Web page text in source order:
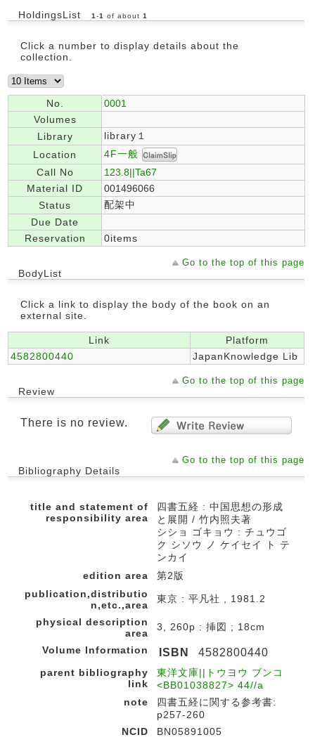
HoldingsList 1 -1 of about 1
Click a number to display details about the
collection.
No.
0001
Volumes
Library
library１
Location
4F一般
Call No
123.8||Ta67
Material ID
001496066
Status
配架中
Due Date
Reservation
0items
Go to the top of this page
BodyList
Click a link to display the body of the book on an
external site.
Link
Platform
4582800440
JapanKnowledge Lib
Go to the top of this page
Review
There is no review.
Go to the top of this page
Bibliography Details
title and statement of
responsibility area
四書五経 : 中国思想の形成
と展開 / 竹内照夫著
シショ ゴキョウ : チュウゴ
ク シソウ ノ ケイセイ ト テ
ンカイ
edition area
第2版
publication,distributio
n,etc.,area
東京 : 平凡社 , 1981.2
physical description
area
3, 260p : 挿図 ; 18cm
Volume Information ISBN 4582800440
parent bibliography
link
東洋文庫||トウヨウ ブンコ
<BB01038827> 44//a
note
四書五経に関する参考書:
p257-260
NCID
BN05891005